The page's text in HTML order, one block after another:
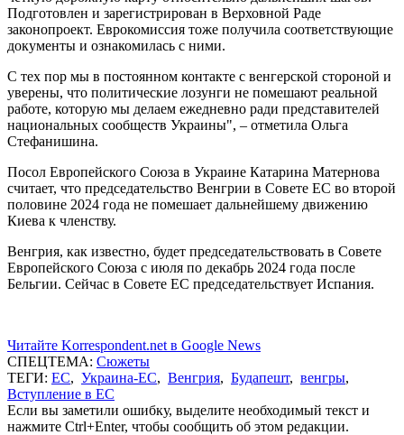
Подготовлен и зарегистрирован в Верховной Раде
законопроект. Еврокомиссия тоже получила соответствующие
документы и ознакомилась с ними.
С тех пор мы в постоянном контакте с венгерской стороной и
уверены, что политические лозунги не помешают реальной
работе, которую мы делаем ежедневно ради представителей
национальных сообществ Украины", – отметила Ольга
Стефанишина.
Посол Европейского Союза в Украине Катарина Матернова
считает, что председательство Венгрии в Совете ЕС во второй
половине 2024 года не помешает дальнейшему движению
Киева к членству.
Венгрия, как известно, будет председательствовать в Совете
Европейского Союза с июля по декабрь 2024 года после
Бельгии. Сейчас в Совете ЕС председательствует Испания.
Читайте Korrespondent.net в Google News
СПЕЦТЕМА: Сюжеты
ТЕГИ: ЕС, Украина-ЕС, Венгрия, Будапешт, венгры,
Вступление в ЕС
Если вы заметили ошибку, выделите необходимый текст и
нажмите Ctrl+Enter, чтобы сообщить об этом редакции.